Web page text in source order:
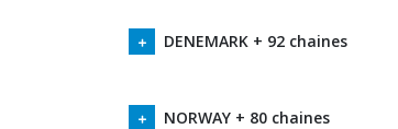
DENEMARK + 92 chaines
NORWAY + 80 chaines